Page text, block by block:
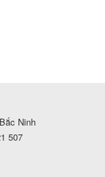
Ninh
507